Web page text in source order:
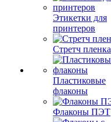
Этикетки для
принтеров
Стретч пленка
Пластиковые
флаконы
Флаконы ПЭТ